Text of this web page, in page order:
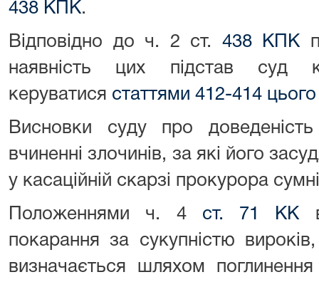
438 КПК.
Відповідно до ч. 2 ст. 438 КПК
наявність цих підстав суд
керуватися статтями 412-414
Висновки суду про
вчиненні злочинів, за які його
у касаційній скарзі прокурора
Положеннями ч. 4 ст. 71 КК
покарання за сукупністю
визначається шляхом